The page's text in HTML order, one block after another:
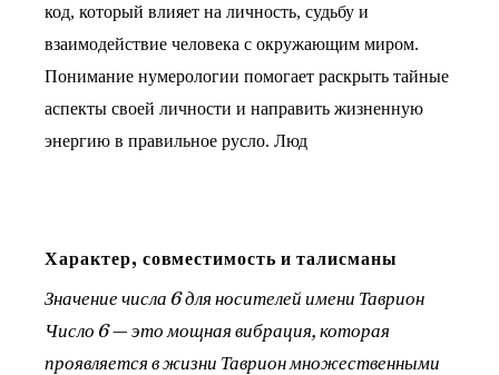
код, который влияет на личность, судьбу и
взаимодействие человека с окружающим миром.
Понимание нумерологии помогает раскрыть тайные
аспекты своей личности и направить жизненную
энергию в правильное русло. Люд
Характер, совместимость и талисманы
Значение числа 6 для носителей имени Таврион
Число 6 — это мощная вибрация, которая
проявляется в жизни Таврион множественными